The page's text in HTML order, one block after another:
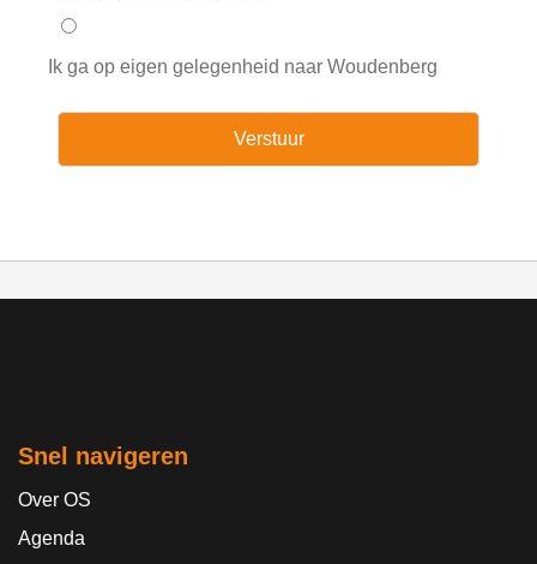
Ik ga op eigen gelegenheid naar Woudenberg
Snel navigeren
Over OS
Agenda